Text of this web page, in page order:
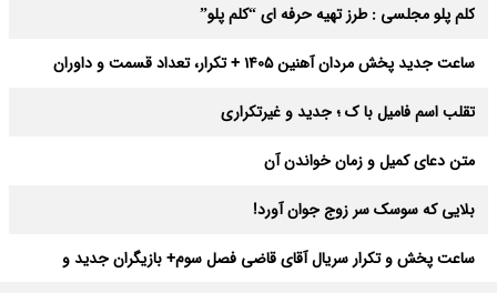
کلم پلو مجلسی : طرز تهیه حرفه ای “کلم پلو”
ساعت جدید پخش مردان آهنین 1405 + تکرار، تعداد قسمت و داوران
تقلب اسم فامیل با ک ؛ جدید و غیرتکراری
متن دعای کمیل و زمان خواندن آن
بلایی که سوسک سر زوج جوان آورد!
ساعت پخش و تکرار سریال آقای قاضی فصل سوم+ بازیگران جدید و